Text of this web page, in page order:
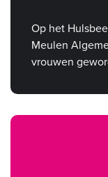
Op het
Meulen
vrouwen